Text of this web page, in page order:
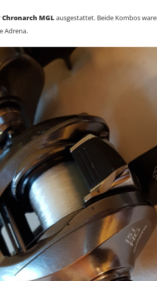
Chronarch MGL ausgestattet. Beide Kombos
Adrena.